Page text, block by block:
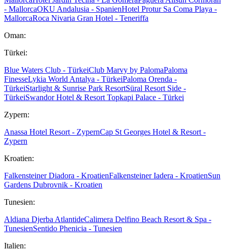
- MallorcaOKU Andalusia - SpanienHotel Protur Sa Coma Playa -
MallorcaRoca Nivaria Gran Hotel - Teneriffa
Oman:
Türkei:
Blue Waters Club - TürkeiClub Marvy by PalomaPaloma
FinesseLykia World Antalya - TürkeiPaloma Orenda -
TürkeiStarlight & Sunrise Park ResortSüral Resort Side -
TürkeiSwandor Hotel & Resort Topkapi Palace - Türkei
Zypern:
Anassa Hotel Resort - ZypernCap St Georges Hotel & Resort -
Zypern
Kroatien:
Falkensteiner Diadora - KroatienFalkensteiner Iadera - KroatienSun
Gardens Dubrovnik - Kroatien
Tunesien:
Aldiana Djerba AtlantideCalimera Delfino Beach Resort & Spa -
TunesienSentido Phenicia - Tunesien
Italien: